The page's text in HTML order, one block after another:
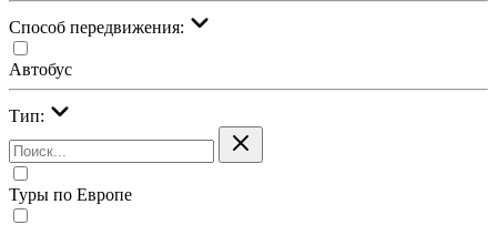
Cпособ передвижения:
Автобус
Тип:
Туры по Европе